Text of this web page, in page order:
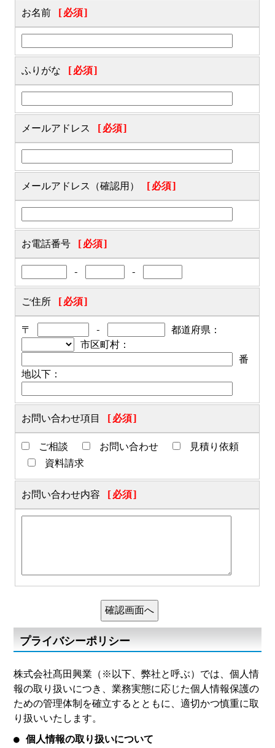
お名前 [必須]
ふりがな [必須]
メールアドレス [必須]
メールアドレス（確認用） [必須]
お電話番号 [必須]
- -
ご住所 [必須]
〒 -
都道府県：
市区町村：
番
地以下：
お問い合わせ項目 [必須]
ご相談 お問い合わせ
見積り依頼
資料請求
お問い合わせ内容 [必須]
プライバシーポリシー
株式会社髙田興業（※以下、弊社と呼ぶ）では、個人情
報の取り扱いにつき、業務実態に応じた個人情報保護の
ための管理体制を確立するとともに、適切かつ慎重に取
り扱いいたします。
● 個人情報の取り扱いについて